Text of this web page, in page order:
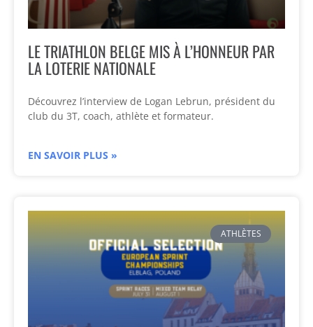
LE TRIATHLON BELGE MIS À L’HONNEUR PAR
LA LOTERIE NATIONALE
Découvrez l’interview de Logan Lebrun, président du
club du 3T, coach, athlète et formateur.
EN SAVOIR PLUS »
ATHLÈTES